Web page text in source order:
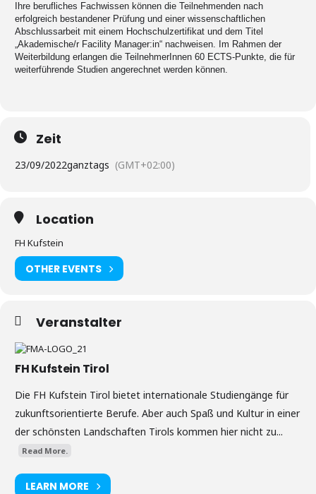
Ihre berufliches Fachwissen können die Teilnehmenden nach
erfolgreich bestandener Prüfung und einer wissenschaftlichen
Abschlussarbeit mit einem Hochschulzertifikat und dem Titel
„Akademische/r Facility Manager:in“ nachweisen. Im Rahmen der
Weiterbildung erlangen die TeilnehmerInnen 60 ECTS-Punkte, die für
weiterführende Studien angerechnet werden können.
Zeit
23/09/2022ganztags (GMT+02:00)
Location
FH Kufstein
OTHER EVENTS
Veranstalter
FH Kufstein Tirol
Die FH Kufstein Tirol bietet internationale Studiengänge für
zukunftsorientierte Berufe. Aber auch Spaß und Kultur in einer
der schönsten Landschaften Tirols kommen hier nicht zu...
Read More.
LEARN MORE